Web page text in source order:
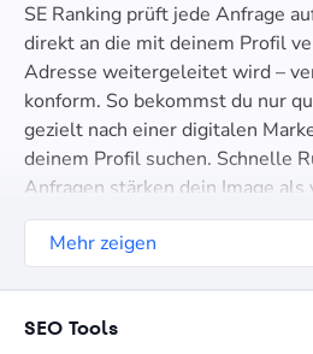
Formular nicht in deinem E-
kontaktiere bitte unser Team,
anzufordern.
SE Ranking prüft jede Anfrage
direkt an die mit deinem Profil
Adresse weitergeleitet wird –
konform. So bekommst du nur
gezielt nach einer digitalen
deinem Profil suchen. Schnelle
Anfragen stärken dein Image als
Mehr zeigen
SEO Tools